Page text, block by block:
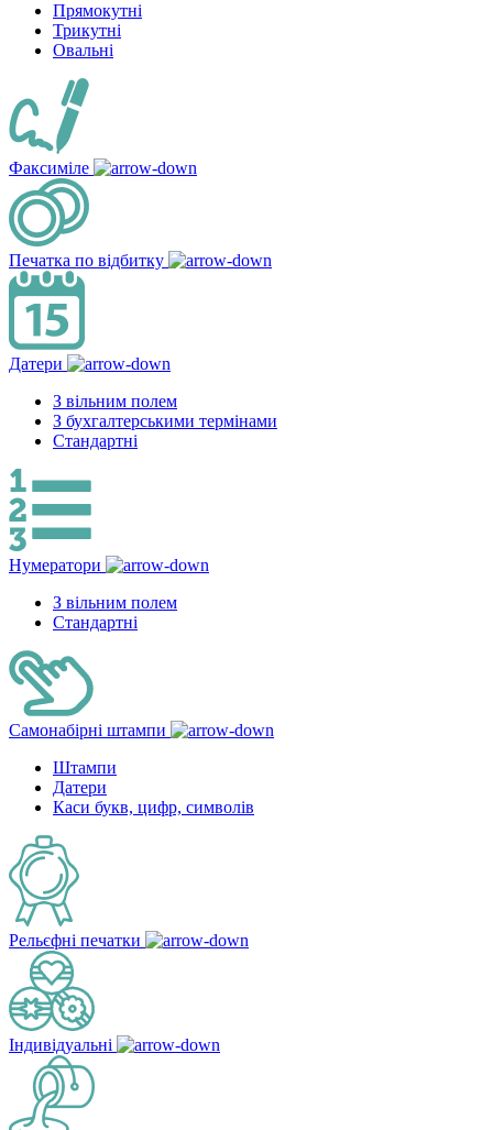
Прямокутні
Трикутні
Овальні
Факсиміле
Печатка по відбитку
Датери
З вільним полем
З бухгалтерськими термінами
Стандартні
Нумератори
З вільним полем
Стандартні
Самонабірні штампи
Штампи
Датери
Каси букв, цифр, символів
Рельєфні печатки
Індивідуальні